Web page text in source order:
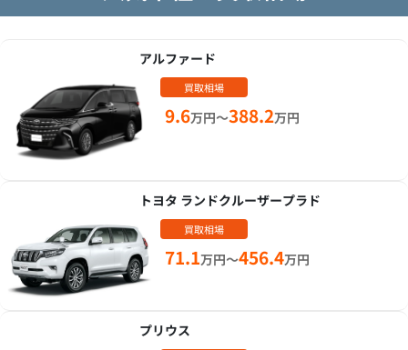
アルファード
買取相場
9.6万円～388.2万円
トヨタ ランドクルーザープラド
買取相場
71.1万円～456.4万円
プリウス